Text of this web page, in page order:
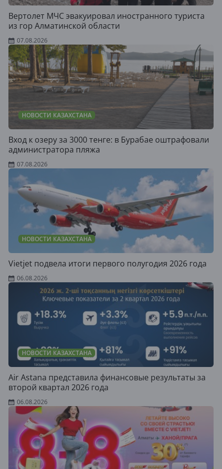
Вертолет МЧС эвакуировал иностранного туриста
из гор Алматинской области
07.08.2026
НОВОСТИ КАЗАХСТАНА
Вход к озеру за 3000 тенге: в Бурабае оштрафовали
администратора пляжа
07.08.2026
НОВОСТИ КАЗАХСТАНА
Vietjet подвела итоги первого полугодия 2026 года
06.08.2026
НОВОСТИ КАЗАХСТАНА
Air Astana представила финансовые результаты за
второй квартал 2026 года
06.08.2026